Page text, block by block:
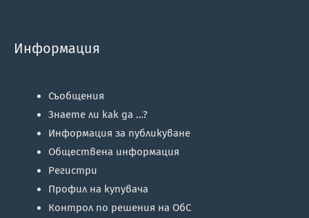
Информация
Съобщения
Знаете ли как да …?
Информация за публикуване
Обществена информация
Регистри
Профил на купувача
Контрол по решения на ОбС